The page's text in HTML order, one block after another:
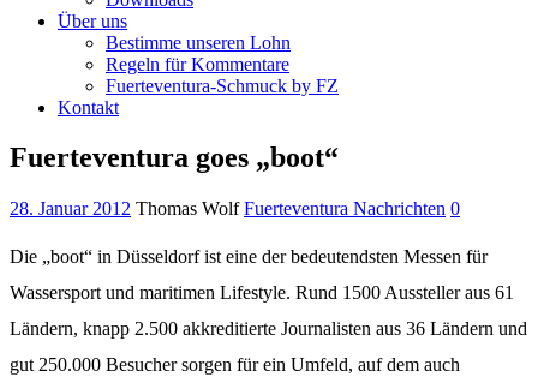
Über uns
Bestimme unseren Lohn
Regeln für Kommentare
Fuerteventura-Schmuck by FZ
Kontakt
Fuerteventura goes „boot“
28. Januar 2012 Thomas Wolf Fuerteventura Nachrichten 0
Die „boot“ in Düsseldorf ist eine der bedeutendsten Messen für
Wassersport und maritimen Lifestyle. Rund 1500 Aussteller aus 61
Ländern, knapp 2.500 akkreditierte Journalisten aus 36 Ländern und
gut 250.000 Besucher sorgen für ein Umfeld, auf dem auch